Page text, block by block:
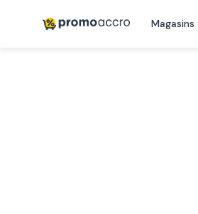
Magasins